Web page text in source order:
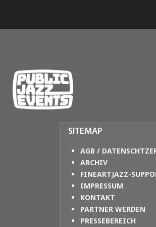
SITEMAP
AGB /
ARCHIV
FINEARTJAZZ-
IMPRESSUM
KONTAKT
PARTNER WERDEN
PRESSEBEREICH